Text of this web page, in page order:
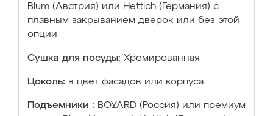
Blum (Австрия) или Hettich (Германия) с
плавным закрыванием дверок или без этой
опции
Сушка для посуды: Хромированная
Цоколь: в цвет фасадов или корпуса
Подъемники : BOYARD (Россия) или премиум